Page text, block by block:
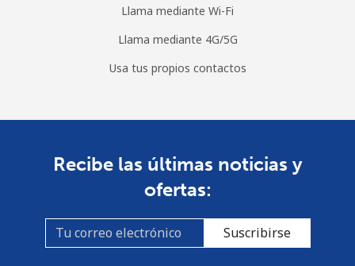
Llama mediante Wi-Fi
Llama mediante 4G/5G
Usa tus propios contactos
Recibe las últimas noticias y
ofertas:
Suscribirse